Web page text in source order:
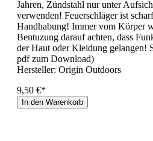
Jahren, Zündstahl nur unter
verwenden! Feuerschläger ist
Handhabung! Immer vom Körper
Bentuzung darauf achten, dass
der Haut oder Kleidung gelangen!
pdf zum Download)
Hersteller: Origin Outdoors
9,50 €*
In den Warenkorb